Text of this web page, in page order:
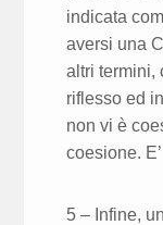
indicata
aversi una
altri termini,
riflesso ed
non vi è
coesione.
5 – Infine,